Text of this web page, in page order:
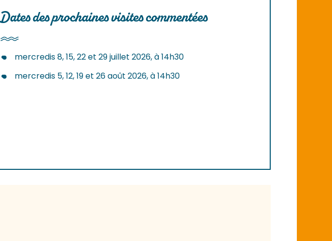
Dates des prochaines visites commentées
mercredis 8, 15, 22 et 29 juillet 2026, à 14h30
mercredis 5, 12, 19 et 26 août 2026, à 14h30